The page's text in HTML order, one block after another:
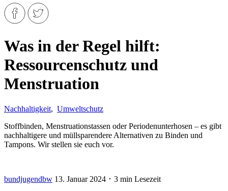
Was in der Regel hilft:
Ressourcenschutz und
Menstruation
Nachhaltigkeit, Umweltschutz
Stoffbinden, Menstruationstassen oder Periodenunterhosen – es gibt
nachhaltigere und müllsparendere Alternativen zu Binden und
Tampons. Wir stellen sie euch vor.
bundjugendbw 13. Januar 2024 ･ 3 min Lesezeit